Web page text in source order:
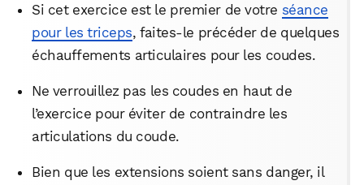
Si cet exercice est le premier de votre séance
pour les triceps, faites-le précéder de quelques
échauffements articulaires pour les coudes.
Ne verrouillez pas les coudes en haut de
l’exercice pour éviter de contraindre les
articulations du coude.
Bien que les extensions soient sans danger, il